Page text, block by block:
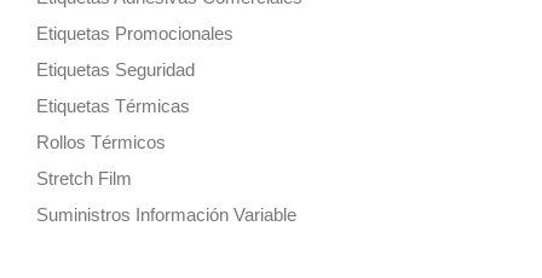
Etiquetas Promocionales
Etiquetas Seguridad
Etiquetas Térmicas
Rollos Térmicos
Stretch Film
Suministros Información Variable